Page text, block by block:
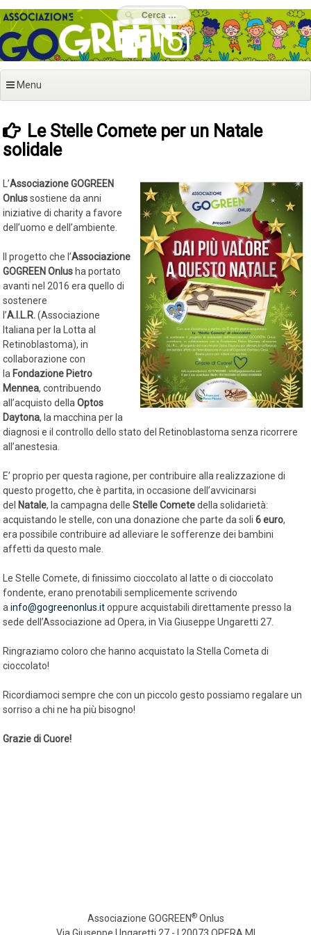
al
contenuto
Menu
Le Stelle Comete per un Natale
solidale
L’Associazione GOGREEN
Onlussostiene da anni
iniziative di charity a favore
dell’uomo e dell’ambiente.
Il progetto che l’Associazione
GOGREEN Onlus ha portato
avanti nel 2016 era quello di
sostenere
l’A.I.L.R.(Associazione
Italiana per la Lotta al
Retinoblastoma), in
collaborazione con
la Fondazione Pietro
Mennea, contribuendo
all’acquisto dellaOptos
Daytona, la macchina per la
diagnosi e il controllo dello stato del Retinoblastoma senza ricorrere
all’anestesia.
E’ proprio per questa ragione, per contribuire alla realizzazione di
questo progetto, che è partita, in occasione dell’avvicinarsi
del Natale, la campagna delleStelle Cometedella solidarietà:
acquistando le stelle, con una donazione che parte da soli 6 euro,
era possibile contribuire ad alleviare le sofferenze dei bambini
affetti da questo male.
Le Stelle Comete, di finissimo cioccolato al latte o di cioccolato
fondente, erano prenotabili semplicemente scrivendo
ainfo@gogreenonlus.itoppure acquistabili direttamente presso la
sede dell’Associazione ad Opera, in Via Giuseppe Ungaretti 27.
Ringraziamo coloro che hanno acquistato la Stella Cometa di
cioccolato!
Ricordiamoci sempre che con un piccolo gesto possiamo regalare un
sorriso a chi ne ha più bisogno!
Grazie di Cuore!
Associazione GOGREEN®Onlus